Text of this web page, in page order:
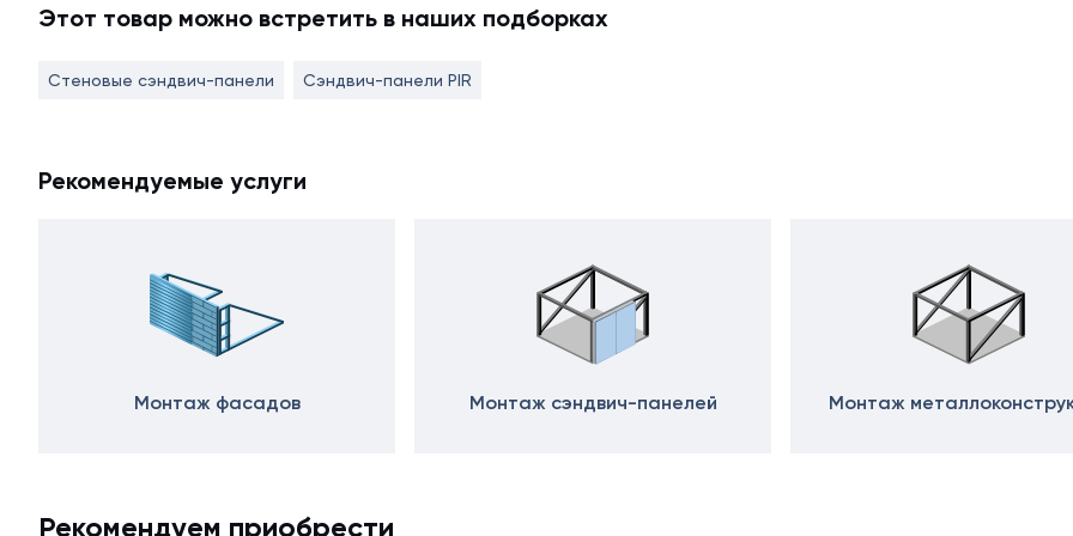
Этот товар можно встретить в наших подборках
Стеновые сэндвич-панели Сэндвич-панели PIR
Рекомендуемые услуги
Монтаж фасадов Монтаж сэндвич-панелей Монтаж
Рекомендуем приобрести